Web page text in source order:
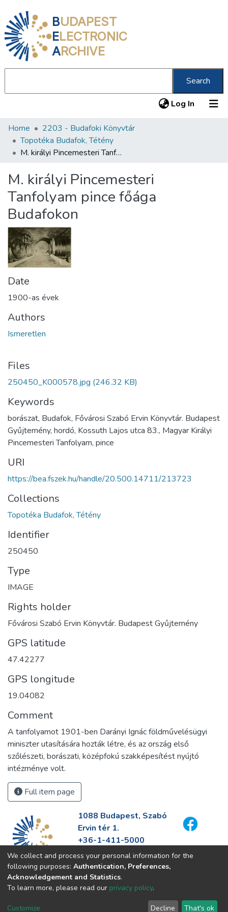
BUDAPEST
ELECTRONIC
ARCHIVE
Search
Log In (current)
Communities & Collections
All of DSpace
About us
Home
2203 - Budafoki Könyvtár
Topotéka Budafok, Tétény
M. királyi Pincemesteri Tanfolyam pince főága Budafokon
M. királyi Pincemesteri
Tanfolyam pince főága
Budafokon
Date
1900-as évek
Authors
Ismeretlen
Files
250450_K000578.jpg (246.32 KB)
Keywords
borászat, Budafok, Fővárosi Szabó Ervin Könyvtár. Budapest
Gyűjtemény, hordó, Kossuth Lajos utca 83., Magyar Királyi
Pincemesteri Tanfolyam, pince
URI
https://bea.fszek.hu/handle/20.500.14711/213723
Collections
Topotéka Budafok, Tétény
Identifier
250450
Type
IMAGE
Rights holder
Fővárosi Szabó Ervin Könyvtár. Budapest Gyűjtemény
GPS latitude
47.42277
GPS longitude
19.04082
Comment
A tanfolyamot 1901-ben Darányi Ignác földművelésügyi
miniszter utasítására hozták létre, és az ország első
szőlészeti, borászati, középfokú szakképesítést nyújtó
intézménye volt.
Full item page
1088 Budapest, Szabó
Ervin tér 1.
+36-1-411-5000
info@fszek.hu
https://fszek.hu
We collect and process your personal information for the
following purposes: Authentication, Preferences,
Acknowledgement and Statistics.
To learn more, please read our privacy policy.
Customize Decline That's ok